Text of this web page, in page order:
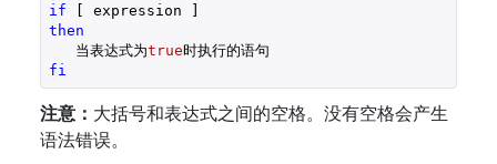
if
then
   当表达式为
true
fi
注意： 大括号和表达式之间的空格。没有空格会产生
语法错误。